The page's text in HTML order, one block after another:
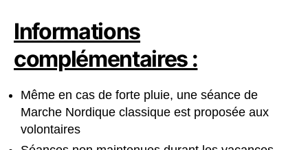
Informations
complémentaires :
Même en cas de forte pluie, une séance de
Marche Nordique classique est proposée aux
volontaires